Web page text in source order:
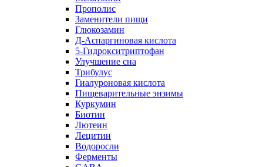
Прополис
Заменители пищи
Глюкозамин
Д-Аспаргиновая кислота
5-Гидрокситриптофан
Улучшение сна
Трибулус
Гиалуроновая кислота
Пищеварительные энзимы
Куркумин
Биотин
Лютеин
Лецитин
Водоросли
Ферменты